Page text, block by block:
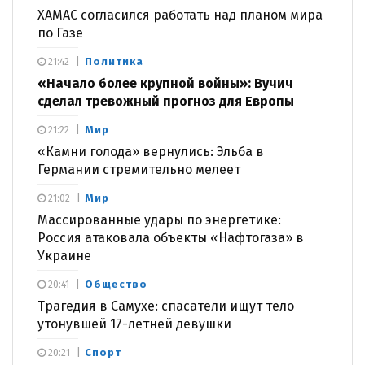
ХАМАС согласился работать над планом мира
по Газе
Политика
«Начало более крупной войны»: Вучич
сделал тревожный прогноз для Европы
21:42
Мир
«Камни голода» вернулись: Эльба в
Германии стремительно мелеет
21:22
Мир
Массированные удары по энергетике:
Россия атаковала объекты «Нафтогаза» в
Украине
21:02
Общество
Трагедия в Самухе: спасатели ищут тело
утонувшей 17-летней девушки
20:41
Спорт
20:21